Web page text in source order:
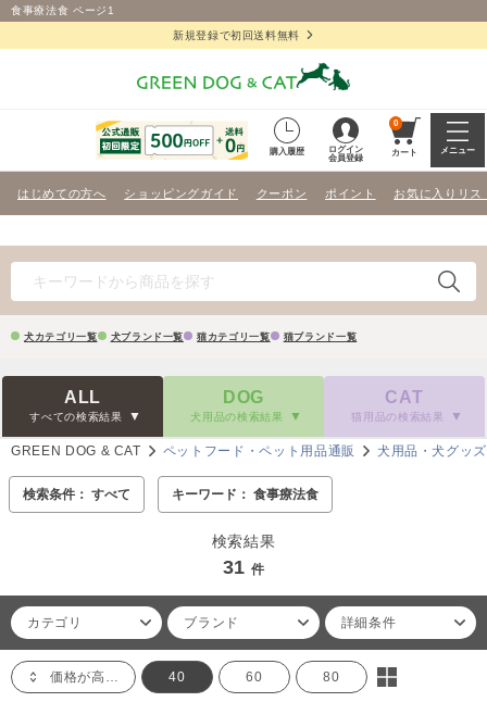
食事療法食 ページ1
新規登録で初回送料無料
購入履歴
ログイン
会員登録
0
カート メニュー
はじめての方へ ショッピングガイド クーポン ポイント お気に入りリス
犬カテゴリ一覧 犬ブランド一覧 猫カテゴリ一覧 猫ブランド一覧
ALL
すべての検索結果
DOG
犬用品の検索結果
CAT
猫用品の検索結果
GREEN DOG & CAT ペットフード・ペット用品通販 犬用品・犬グッズ
検索条件： すべて キーワード： 食事療法食
検索結果
31 件
カテゴリ ブランド 詳細条件
価格が高い順 40 60 80